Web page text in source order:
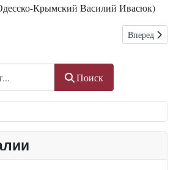
Поиск
Крымский Василий Ивасюк)
Любомир высоко отметил хоровое пение
Следующий:
Вперед